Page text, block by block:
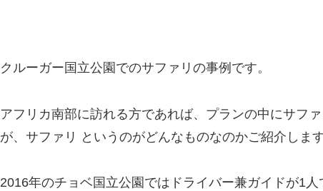
クルーガー国立公園でのサファリの事例です。
アフリカ南部に訪れる方であれば、プランの中にサフ
が、サファリ というのがどんなものなのかご紹介します
2016年のチョベ国立公園ではドライバー兼ガイドが1